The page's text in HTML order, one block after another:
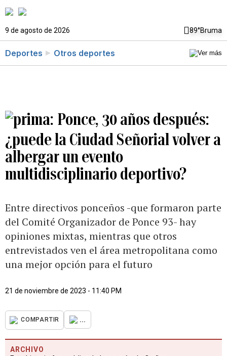
9 de agosto de 2026 89°Bruma
Deportes Otros deportes
Ponce, 30 años después:
¿puede la Ciudad Señorial volver a
albergar un evento
multidisciplinario deportivo?
Entre directivos ponceños -que formaron parte
del Comité Organizador de Ponce 93- hay
opiniones mixtas, mientras que otros
entrevistados ven el área metropolitana como
una mejor opción para el futuro
21 de noviembre de 2023 - 11:40 PM
COMPARTIR ...
ARCHIVO